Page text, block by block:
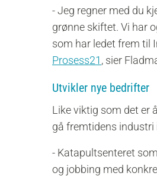
-Jeg regner med du
grønne skiftet. Vi har
som har ledet frem til
Prosess21, sier
Utvikler nye bedrifter
Like viktig som det er
gå fremtidens industri
- Katapultsenteret
og jobbing med